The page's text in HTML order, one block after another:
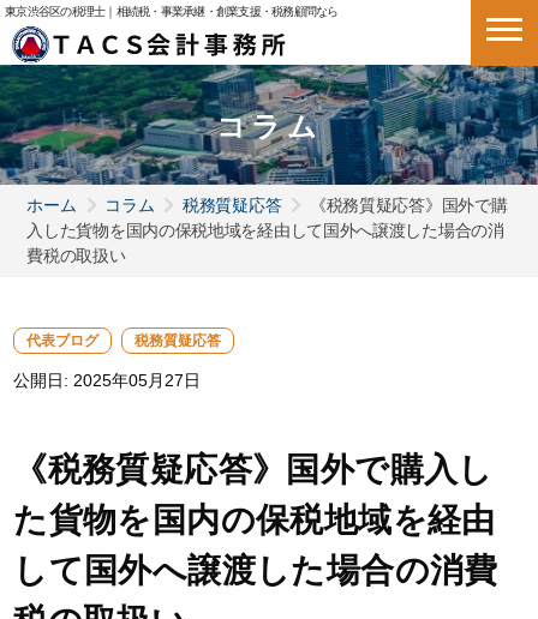
東京渋谷区の税理士｜相続税・事業承継・創業支援・税務顧問なら
コラム
ホーム コラム 税務質疑応答
《税務質疑応答》国外で購
入した貨物を国内の保税地域を経由して国外へ譲渡した場合の消
費税の取扱い
代表ブログ 税務質疑応答
公開日: 2025年05月27日
《税務質疑応答》国外で購入し
た貨物を国内の保税地域を経由
して国外へ譲渡した場合の消費